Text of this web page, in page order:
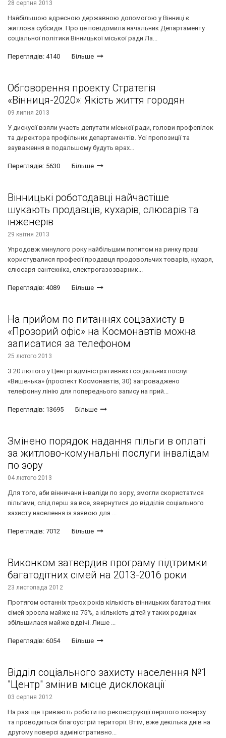
28 серпня 2013
Найбільшою адресною державною допомогою у Вінниці є
житлова субсидія. Про це повідомила начальник Департаменту
соціальної політики Вінницької міської ради Ла...
Переглядів: 4140 Більше
Обговорення проекту Стратегія
«Вінниця-2020»: Якість життя городян
09 липня 2013
У дискусії взяли участь депутати міської ради, голови профспілок
та директора профільних департаментів. Усі пропозиції та
зауваження в подальшому будуть врах...
Переглядів: 5630 Більше
Вінницькі роботодавці найчастіше
шукають продавців, кухарів, слюсарів та
інженерів
29 квітня 2013
Упродовж минулого року найбільшим попитом на ринку праці
користувалися професії продавця продовольчих товарів, кухаря,
слюсаря-сантехніка, електрогазозварник...
Переглядів: 4089 Більше
На прийом по питаннях соцзахисту в
«Прозорий офіс» на Космонавтів можна
записатися за телефоном
25 лютого 2013
З 20 лютого у Центрі адміністративних і соціальних послуг
«Вишенька» (проспект Космонавтів, 30) запроваджено
телефонну лінію для попереднього запису на прий...
Переглядів: 13695 Більше
Змінено порядок надання пільги в оплаті
за житлово-комунальні послуги інвалідам
по зору
04 лютого 2013
Для того, аби вінничани інваліди по зору, змогли скористатися
пільгами, слід перш за все, звернутися до відділів соціального
захисту населення із заявою для ...
Переглядів: 7012 Більше
Виконком затвердив програму підтримки
багатодітних сімей на 2013-2016 роки
23 листопада 2012
Протягом останніх трьох років кількість вінницьких багатодітних
сімей зросла майже на 75%, а кількість дітей у таких родинах
збільшилася майже вдвічі. Лише ...
Переглядів: 6054 Більше
Відділ соціального захисту населення №1
"Центр" змінив місце дисклокації
03 серпня 2012
На разі ще тривають роботи по реконструкції першого поверху
та проводиться благоустрій території. Втім, вже декілька днів на
другому поверсі адміністративно...